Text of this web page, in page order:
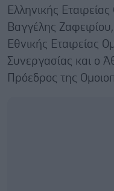
Ελληνικής
Βαγγέλης
Εθνικής Εταιρείας
Συνεργασίας και ο
Πρόεδρος της